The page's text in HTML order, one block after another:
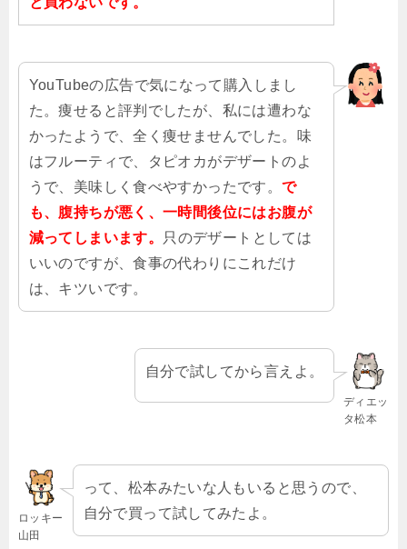
YouTubeの広告で気になって購入しまし
た。痩せると評判でしたが、私には遭わな
かったようで、全く痩せませんでした。味
はフルーティで、タピオカがデザートのよ
うで、美味しく食べやすかったです。で
も、腹持ちが悪く、一時間後位にはお腹が
減ってしまいます。
只のデザートとしては
いいのですが、食事の代わりにこれだけ
は、キツいです。
ディエッ
タ松本
自分で試してから言えよ。
ロッキー
山田
って、松本みたいな人もいると思うので、
自分で買って試してみたよ。